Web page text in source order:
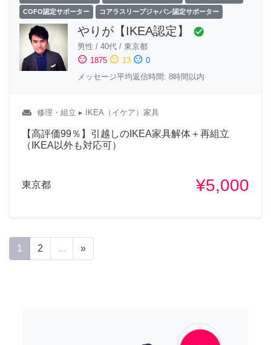
COFO認定サポーター コアラスリープジャパン認定サポーター
やりが【IKEA認定】 check_circle
男性 / 40代 / 東京都
sentiment_satisfied 1875 sentiment_neutral 13 sentiment_dissatisfied 0
メッセージ平均返信時間: 8時間以内
weekend 修理・組立 ▸ IKEA（イケア）家具
【高評価99％】引越しのIKEA家具解体＋再組立
（IKEA以外も対応可）
東京都 ¥5,000
1 2 ... »